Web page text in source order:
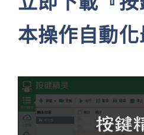
本操作自動化